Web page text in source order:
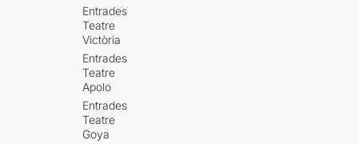
Entrades
Teatre
Victòria
Entrades
Teatre
Apolo
Entrades
Teatre
Goya